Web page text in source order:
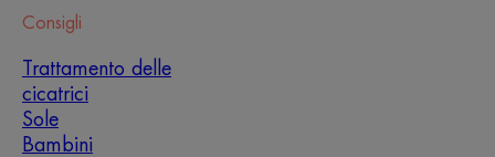
Consigli
Trattamento delle
cicatrici
Sole
Bambini